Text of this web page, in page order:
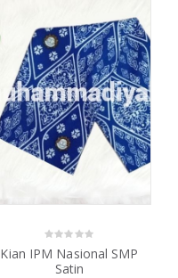
Kian IPM Nasional SMP
Satin